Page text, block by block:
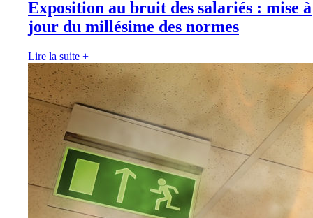
Exposition au bruit des salariés : mise à
jour du millésime des normes
Lire la suite +